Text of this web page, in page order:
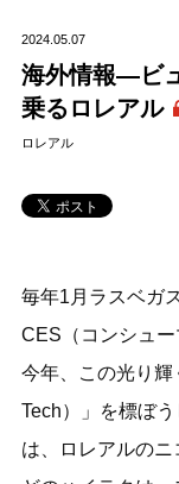
2024.05.07
海外情報―ビ
乗るロレアル
ロレアル
毎年1月ラスベガ
CES（コンシュー
今年、この光り
Tech）」を標ぼ
は、ロレアルの